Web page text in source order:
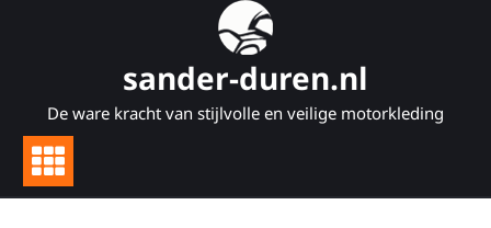
sander-duren.nl
De ware kracht van stijlvolle en veilige motorkleding